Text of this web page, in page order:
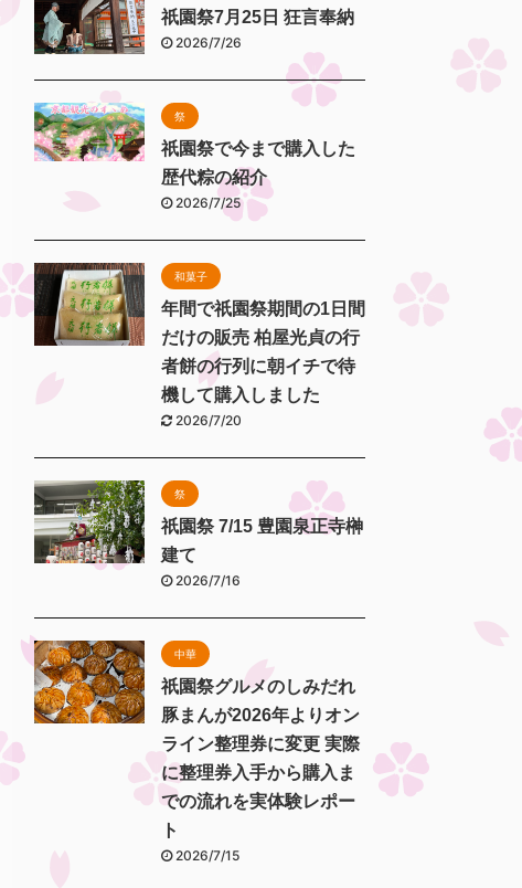
祇園祭7月25日 狂言奉納
2026/7/26
祭
祇園祭で今まで購入した
歴代粽の紹介
2026/7/25
和菓子
年間で祇園祭期間の1日間
だけの販売 柏屋光貞の行
者餅の行列に朝イチで待
機して購入しました
2026/7/20
祭
祇園祭 7/15 豊園泉正寺榊
建て
2026/7/16
中華
祇園祭グルメのしみだれ
豚まんが2026年よりオン
ライン整理券に変更 実際
に整理券入手から購入ま
での流れを実体験レポー
ト
2026/7/15